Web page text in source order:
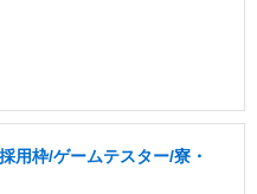
用枠/ゲームテスター/寮・